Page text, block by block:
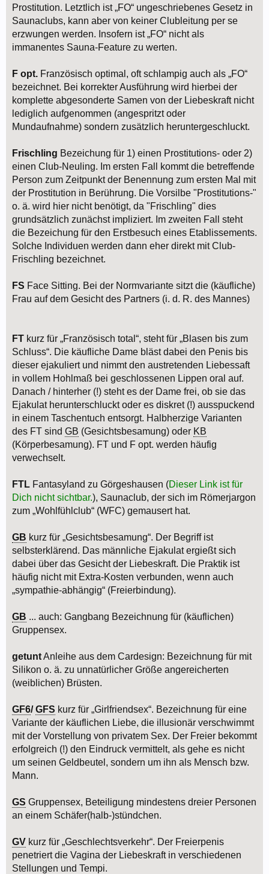
Prostitution. Letztlich ist „FO“ ungeschriebenes Gesetz in
Saunaclubs, kann aber von keiner Clubleitung per se
erzwungen werden. Insofern ist „FO“ nicht als
immanentes Sauna-Feature zu werten.
F opt. Französisch optimal, oft schlampig auch als „FO“
bezeichnet. Bei korrekter Ausführung wird hierbei der
komplette abgesonderte Samen von der Liebeskraft nicht
lediglich aufgenommen (angespritzt oder
Mundaufnahme) sondern zusätzlich heruntergeschluckt.
Frischling Bezeichung für 1) einen Prostitutions- oder 2)
einen Club-Neuling. Im ersten Fall kommt die betreffende
Person zum Zeitpunkt der Benennung zum ersten Mal mit
der Prostitution in Berührung. Die Vorsilbe "Prostitutions-"
o. ä. wird hier nicht benötigt, da "Frischling" dies
grundsätzlich zunächst impliziert. Im zweiten Fall steht
die Bezeichung für den Erstbesuch eines Etablissements.
Solche Individuen werden dann eher direkt mit Club-
Frischling bezeichnet.
FS Face Sitting. Bei der Normvariante sitzt die (käufliche)
Frau auf dem Gesicht des Partners (i. d. R. des Mannes)
FT kurz für „Französisch total“, steht für „Blasen bis zum
Schluss“. Die käufliche Dame bläst dabei den Penis bis
dieser ejakuliert und nimmt den austretenden Liebessaft
in vollem Hohlmaß bei geschlossenen Lippen oral auf.
Danach / hinterher (!) steht es der Dame frei, ob sie das
Ejakulat herunterschluckt oder es diskret (!) ausspuckend
in einem Taschentuch entsorgt. Halbherzige Varianten
des FT sind GB (Gesichtsbesamung) oder KB
(Körperbesamung). FT und F opt. werden häufig
verwechselt.
FTL Fantasyland zu Görgeshausen (Dieser Link ist für
Dich nicht sichtbar.), Saunaclub, der sich im Römerjargon
zum „Wohlfühlclub“ (WFC) gemausert hat.
GB kurz für „Gesichtsbesamung“. Der Begriff ist
selbsterklärend. Das männliche Ejakulat ergießt sich
dabei über das Gesicht der Liebeskraft. Die Praktik ist
häufig nicht mit Extra-Kosten verbunden, wenn auch
„sympathie-abhängig“ (Freierbindung).
GB ... auch: Gangbang Bezeichnung für (käuflichen)
Gruppensex.
getuntAnleihe aus dem Cardesign: Bezeichnung für mit
Silikon o. ä. zu unnatürlicher Größe angereicherten
(weiblichen) Brüsten.
GF6/GFS kurz für „Girlfriendsex“. Bezeichnung für eine
Variante der käuflichen Liebe, die illusionär verschwimmt
mit der Vorstellung von privatem Sex. Der Freier bekommt
erfolgreich (!) den Eindruck vermittelt, als gehe es nicht
um seinen Geldbeutel, sondern um ihn als Mensch bzw.
Mann.
GS Gruppensex, Beteiligung mindestens dreier Personen
an einem Schäfer(halb-)stündchen.
GV kurz für „Geschlechtsverkehr“. Der Freierpenis
penetriert die Vagina der Liebeskraft in verschiedenen
Stellungen und Tempi.